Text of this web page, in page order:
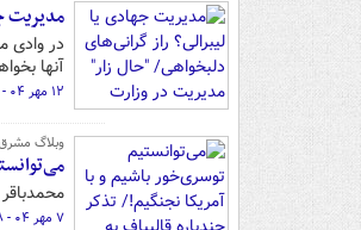
مدیریت
در وادی
آنها
۱۲ مهر ۰۴ - ۱۱:۴۷
وبلاگ
۷ مهر ۰۴ - ۱۱:۴۸